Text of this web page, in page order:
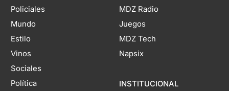
Policiales
Mundo
Estilo
Vinos
Sociales
Política
MDZ Radio
Juegos
MDZ Tech
Napsix
INSTITUCIONAL